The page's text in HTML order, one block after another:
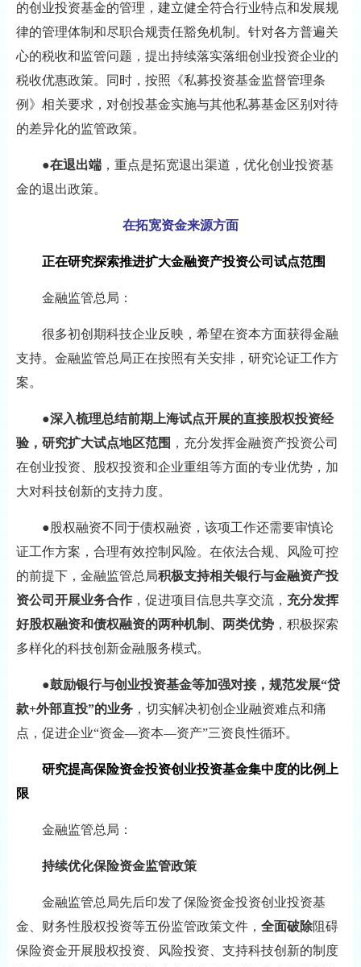
的创业投资基金的管理，建立健全符合行业特点和发展规
律的管理体制和尽职合规责任豁免机制。针对各方普遍关
心的税收和监管问题，提出持续落实落细创业投资企业的
税收优惠政策。同时，按照《私募投资基金监督管理条
例》相关要求，对创投基金实施与其他私募基金区别对待
的差异化的监管政策。
●在退出端 ，重点是拓宽退出渠道，优化创业投资基
金的退出政策。
在拓宽资金来源方面
正在研究探索推进扩大金融资产投资公司试点范围
金融监管总局：
很多初创期科技企业反映，希望在资本方面获得金融
支持。金融监管总局正在按照有关安排，研究论证工作方
案。
●深入梳理总结前期上海试点开展的直接股权投资经
验，研究扩大试点地区范围 ，充分发挥金融资产投资公司
在创业投资、股权投资和企业重组等方面的专业优势，加
大对科技创新的支持力度。
●股权融资不同于债权融资，该项工作还需要审慎论
证工作方案，合理有效控制风险。在依法合规、风险可控
的前提下，金融监管总局积极支持相关银行与金融资产投
资公司开展业务合作 ，促进项目信息共享交流， 充分发挥
好股权融资和债权融资的两种机制、两类优势 ，积极探索
多样化的科技创新金融服务模式。
●鼓励银行与创业投资基金等加强对接，规范发展“贷
款+外部直投”的业务 ，切实解决初创企业融资难点和痛
点，促进企业“资金—资本—资产”三资良性循环。
研究提高保险资金投资创业投资基金集中度的比例上
限
金融监管总局：
持续优化保险资金监管政策
金融监管总局先后印发了保险资金投资创业投资基
金、财务性股权投资等五份监管政策文件， 全面破除阻碍
保险资金开展股权投资、风险投资、支持科技创新的制度